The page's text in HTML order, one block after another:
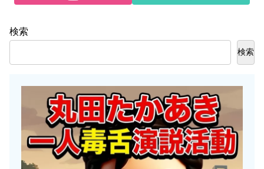
検索
検索